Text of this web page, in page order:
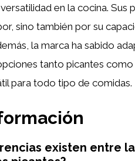
en la cocina.
sino también por su
la marca ha sabido
tanto picantes como
para todo tipo de comidas.
existen entre